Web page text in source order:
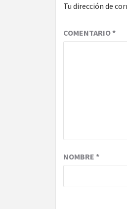
Tu dirección de
COMENTARIO*
NOMBRE *